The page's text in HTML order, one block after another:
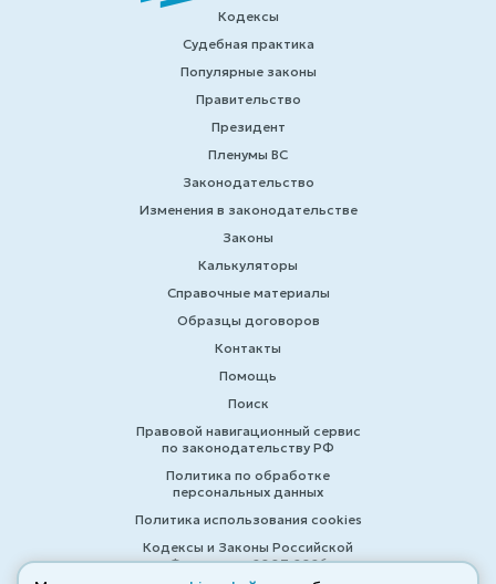
Кодексы
Судебная практика
Популярные законы
Правительство
Президент
Пленумы ВС
Законодательство
Изменения в законодательстве
Законы
Калькуляторы
Справочные материалы
Образцы договоров
Контакты
Помощь
Поиск
Правовой навигационный сервис
по законодательству РФ
Политика по обработке
персональных данных
Политика использования cookies
Кодексы и Законы Российской
Федерации 2007-2026